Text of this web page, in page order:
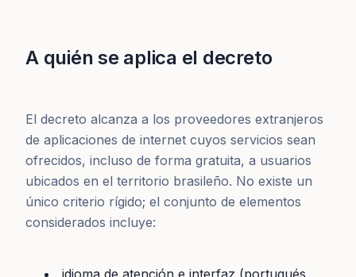
A quién se aplica el decreto
El decreto alcanza a los proveedores extranjeros
de aplicaciones de internet cuyos servicios sean
ofrecidos, incluso de forma gratuita, a usuarios
ubicados en el territorio brasileño. No existe un
único criterio rígido; el conjunto de elementos
considerados incluye:
idioma de atención e interfaz (portugués